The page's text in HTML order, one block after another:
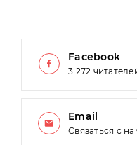
Facebook
3 272
Email
Связаться с